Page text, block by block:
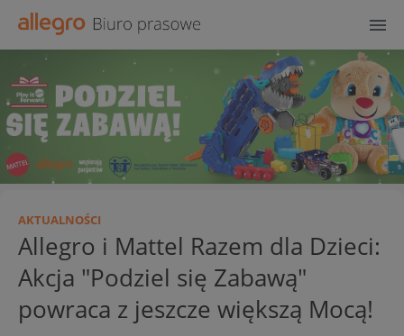
AKTUALNOŚCI
Allegro i Mattel Razem dla Dzieci:
Akcja "Podziel się Zabawą"
powraca z jeszcze większą Mocą!